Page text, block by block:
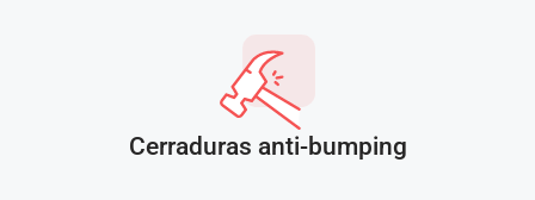
Cerraduras anti-bumping